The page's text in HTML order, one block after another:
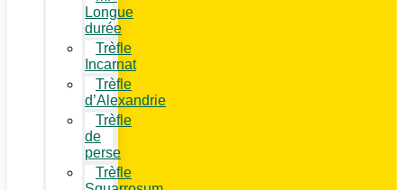
Longue
durée
Trèfle
Incarnat
Trèfle
d’Alexandrie
Trèfle
de
perse
Trèfle